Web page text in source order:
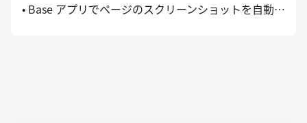
• Base アプリでページのスクリーンショットを自動送信する